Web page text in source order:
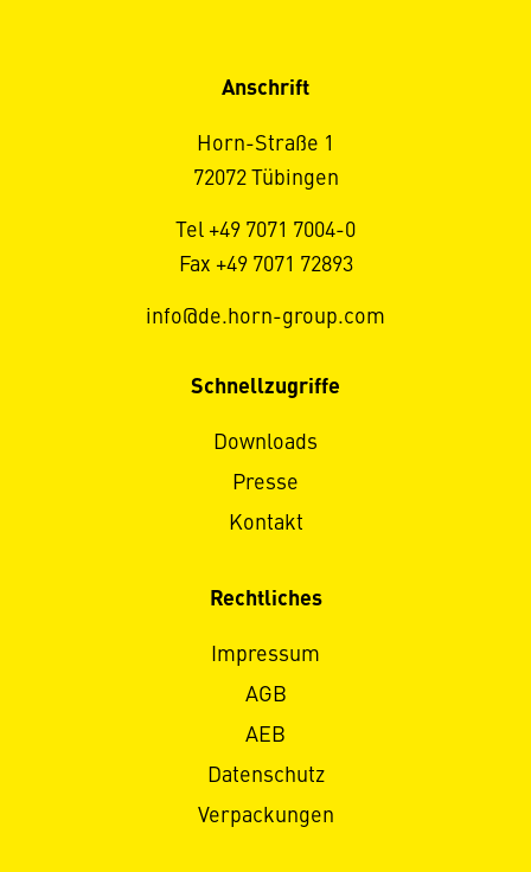
Anschrift
Horn-Straße 1
72072 Tübingen
Tel +49 7071 7004-0
Fax +49 7071 72893
info@de.horn-group.com
Schnellzugriffe
Downloads
Presse
Kontakt
Rechtliches
Impressum
AGB
AEB
Datenschutz
Verpackungen